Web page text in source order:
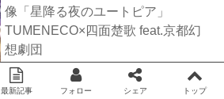
像「星降る夜のユートピア」
TUMENECO×四面楚歌 feat.京都幻
想劇団
最新記事 フォロー シェア トップ
facebook